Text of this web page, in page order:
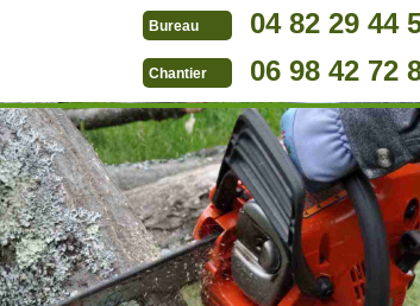
Bureau 04 82 29 44
Chantier 06 98 42 72